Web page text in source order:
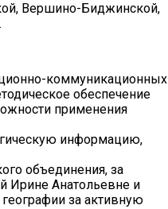
Вершино-Биджинской,
коммуникационных
обеспечение
применения
информацию,
объединения, за
Ирине Анатольевне и
за активную